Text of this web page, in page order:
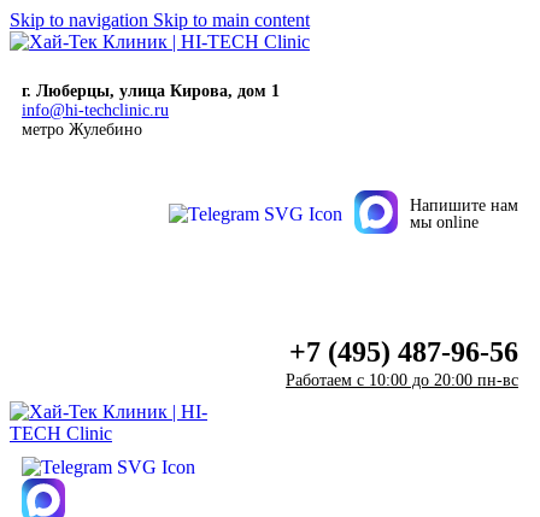
Skip to navigation Skip to main content
г. Люберцы, улица Кирова, дом 1
info@hi-techclinic.ru
метро Жулебино
Напишите нам
мы online
+7 (495) 487-96-56
Работаем c 10:00 до 20:00 пн-вс